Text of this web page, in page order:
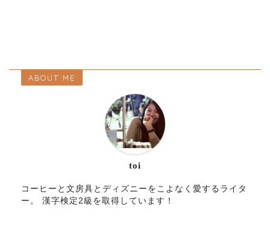
ABOUT ME
toi
コーヒーと文房具とディズニーをこよなく愛するライタ
ー。 漢字検定2級を取得しています！